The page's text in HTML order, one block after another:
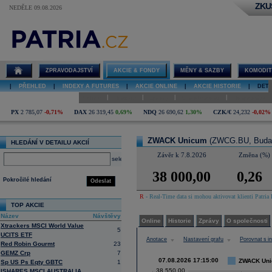
NEDĚLE 09.08.2026
ZWACK
Unicum graf
ZPRAVODAJSTVÍ AKCIE & FONDY MĚNY & SAZBY
PŘEHLED INDEXY A FUTURES AKCIE ONLINE AKCIE HISTORIE
PX 2 785,07 -0,71% DAX 26 319,45 0,69% NDQ 26 690,62 1,30% CZK/€ 24,232 -0,02%
HLEDÁNÍ V DETAILU AKCIÍ
select
Odeslat
Pokročilé hledání
TOP AKCIE
Název
Návštěvy
Xtrackers MSCI World Value
UCITS ETF
5
Red Robin Gourmt
23
GEMZ Crp
7
Sp US Ps Eqty GBTC
1
ZWACK Unicum (ZWCG.BU,
Závěr k 7.8.2026 Změna (%)
38 000,00 0,26
R - Real-Time data si mohou aktivovat klienti
Online Historie Zprávy O společnosti
Anotace Nastavení grafu Porovnat s
38 550,00
07.08.2026 17:15:00 ZWACK